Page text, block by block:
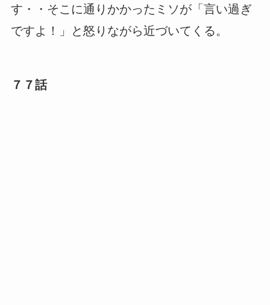
す・・そこに通りかかったミソが「言い過ぎ
ですよ！」と怒りながら近づいてくる。
７７話